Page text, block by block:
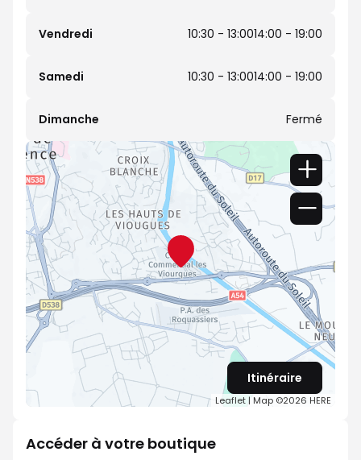
Vendredi 10:30 - 13:0014:00 - 19:00
Samedi 10:30 - 13:0014:00 - 19:00
Dimanche Fermé
Leaflet| Map ©2026 HERE
Itinéraire
Accéder à votre boutique